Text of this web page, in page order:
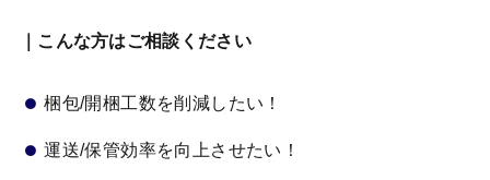
｜こんな方はご相談ください
梱包/開梱工数を削減したい！
運送/保管効率を向上させたい！